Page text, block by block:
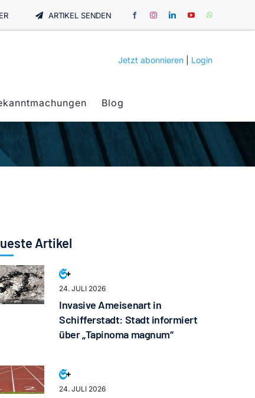
ARTIKEL SENDEN
Jetzt abonnieren Login
Blog
Artikel
24. JULI 2026
Invasive Ameisenart in
Schifferstadt: Stadt informiert
über „Tapinoma magnum“
24. JULI 2026